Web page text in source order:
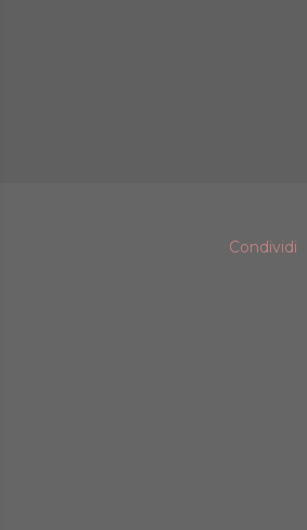
Condividi